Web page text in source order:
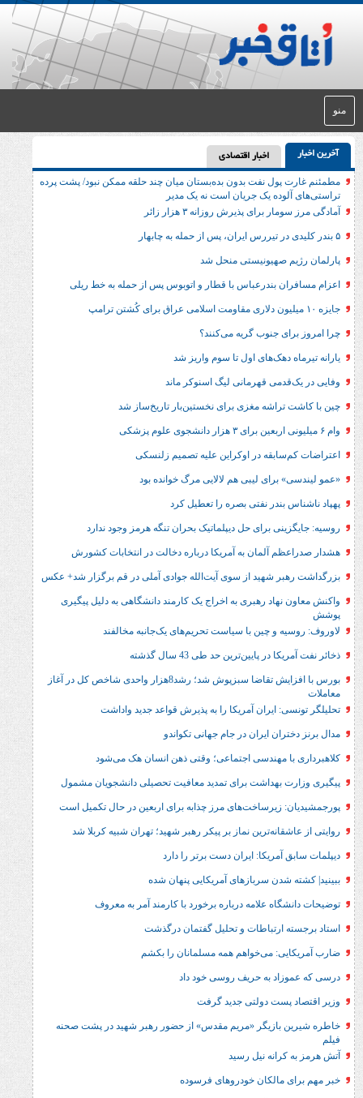
اخبار اقتصادی
نفت بدون بده‌بستان میان چند حلقه ممکن نبود/ پشت پرده
یک جریان است نه یک مدیر
پذیرش روزانه ۳ هزار زائر
صهیونیستی منحل شد
بندرعباس با قطار و اتوبوس پس از حمله به خط ریلی
جنوب گریه می‌کنند؟
اول تا سوم واریز شد
مغزی برای نخستین‌بار تاریخ‌ساز شد
در اوکراین علیه تصمیم زلنسکی
لیبی هم لالایی مرگ خوانده بود
نفتی بصره را تعطیل کرد
برای حل‌ دیپلماتیک بحران تنگه هرمز وجود ندارد
آلمان به آمریکا درباره دخالت در انتخابات کشورش
شهید از سوی آیت‌الله جوادی آملی در قم برگزار شد+ عکس
رهبری به اخراج یک کارمند دانشگاهی به دلیل پیگیری
و چین با سیاست تحریم‌های یک‌جانبه مخالفند
پایین‌ترین حد طی 43 سال گذشته
بورس با افزایش تقاضا سبزپوش شد؛ رشد8هزار واحدی شاخص کل در آغاز
ایران آمریکا را به پذیرش قواعد جدید واداشت
ایران در جام جهانی تکواندو
مهندسی اجتماعی؛ وقتی ذهن انسان هک می‌شود
بهداشت برای تمدید معافیت تحصیلی دانشجویان مشمول
زیرساخت‌های مرز چذابه برای اربعین در حال تکمیل است
نماز بر پیکر رهبر شهید؛‌ تهران‌ شبیه کربلا شد
ایران دست برتر را دارد
سربازهای آمریکایی پنهان شده
علامه درباره برخورد با کارمند آمر به معروف
و تحلیل گفتمان درگذشت
می‌خواهم همه مسلمانان را بکشم
به حریف روسی خود داد
دولتی جدید گرفت
«مریم مقدس» از حضور رهبر شهید در پشت صحنه
نیل رسید
خودروهای فرسوده